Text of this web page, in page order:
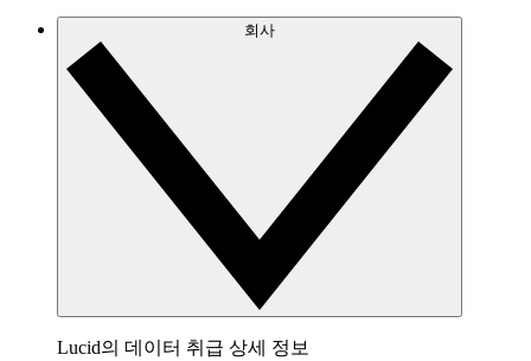
회사
Lucid의 데이터 취급 상세 정보